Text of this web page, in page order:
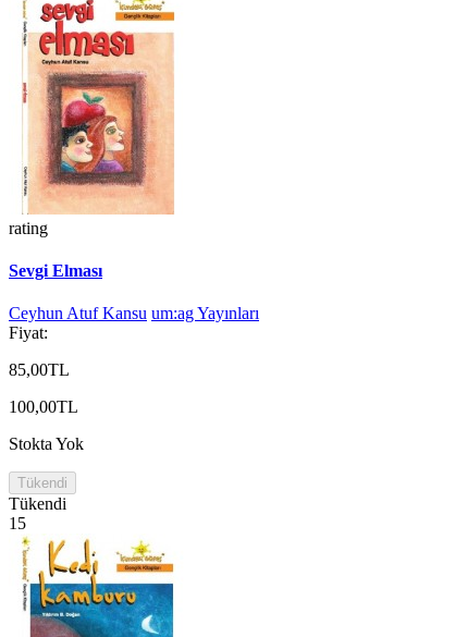
rating
Sevgi Elması
Ceyhun Atuf Kansu um:ag Yayınları
Fiyat:
85,00TL
100,00TL
Stokta Yok
Tükendi
Tükendi
15